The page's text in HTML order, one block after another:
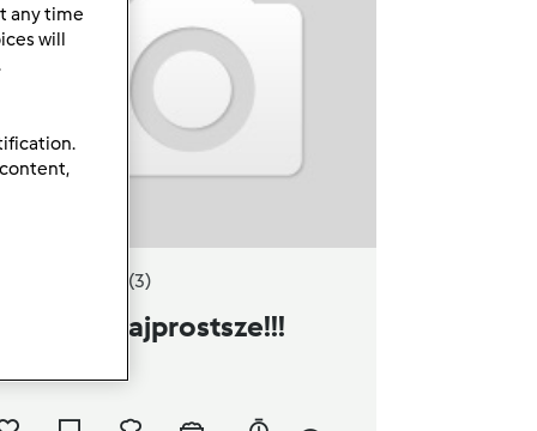
(3)
- najprostsze!!!
any time
will